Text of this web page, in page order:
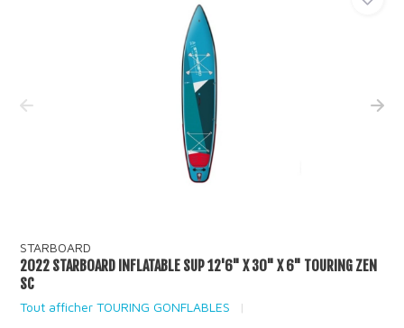
STARBOARD
2022 STARBOARD INFLATABLE SUP 12'6" X 30" X 6" TOURING ZEN
SC
Tout afficher TOURING GONFLABLES